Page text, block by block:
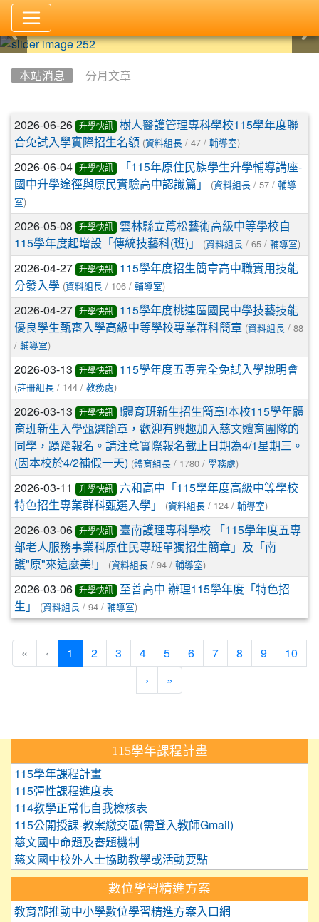
本站消息 分月文章
文章列表
2026-06-26 升學快訊
樹人醫護管理專科學校115學年度聯
合免試入學實際招生名額 (資料組長 / 47 / 輔導室)
2026-06-04 升學快訊
「115年原住民族學生升學輔導講座-
國中升學途徑與原民實驗高中認識篇」
(資料組長 / 57 / 輔導
室)
2026-05-08 升學快訊
雲林縣立蔦松藝術高級中等學校自
115學年度起增設「傳統技藝科(班)」
(資料組長 / 65 / 輔導室)
2026-04-27 升學快訊
115學年度招生簡章高中職實用技能
分發入學 (資料組長 / 106 / 輔導室)
2026-04-27 升學快訊
115學年度桃連區國民中學技藝技能
優良學生甄審入學高級中等學校專業群科簡章 (資料組長 / 88
/ 輔導室)
2026-03-13 升學快訊 115學年度五專完全免試入學說明會
(註冊組長 / 144 / 教務處)
2026-03-13 升學快訊
!體育班新生招生簡章!本校115學年體
育班新生入學甄選簡章，歡迎有興趣加入慈文體育團隊的
同學，踴躍報名。請注意實際報名截止日期為4/1星期三。
(因本校於4/2補假一天) (體育組長 / 1780 / 學務處)
2026-03-11 升學快訊
六和高中「115學年度高級中等學校
特色招生專業群科甄選入學」
(資料組長 / 124 / 輔導室)
2026-03-06 升學快訊
臺南護理專科學校 「115學年度五專
部老人服務事業科原住民專班單獨招生簡章」及「南
護"原"來這麼美!」
(資料組長 / 94 / 輔導室)
2026-03-06 升學快訊
至善高中 辦理115學年度「特色招
生」
(資料組長 / 94 / 輔導室)
« ‹ 1 (current)
2 3 4 5 6 7 8 9 10
› »
115學年課程計畫
115學年課程計畫
115彈性課程進度表
114教學正常化自我檢核表
115公開授課-教案繳交區(需登入教師Gmail)
慈文國中命題及審題機制
慈文國中校外人士協助教學或活動要點
數位學習精進方案
教育部推動中小學數位學習精進方案入口網